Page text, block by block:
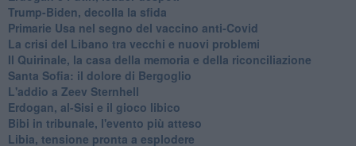
Trump-Biden, decolla la sfida
Primarie Usa nel segno del vaccino anti-Covid
La crisi del Libano tra vecchi e nuovi problemi
Il Quirinale, la casa della memoria e della riconciliazione
Santa Sofia: il dolore di Bergoglio
L'addio a ​Zeev Sternhell
Erdogan, al-Sisi e il gioco libico
Bibi in tribunale, l'evento più atteso
Libia, tensione pronta a esplodere